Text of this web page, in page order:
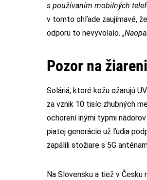
s používaním mobilných
v tomto ohľade zaujímavé,
odporu to nevyvolalo. „
Pozor na
Soláriá, ktoré kožu ožarujú
za vznik 10 tisíc zhubných
ochorení inými typmi
piatej generácie už ľudia
zapálili stožiare s 5G
Na Slovensku a tiež v